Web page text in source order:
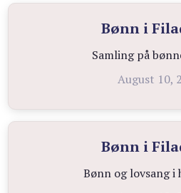
Bønn i
Samling på
August 10,
Bønn i
Bønn og lovsang i